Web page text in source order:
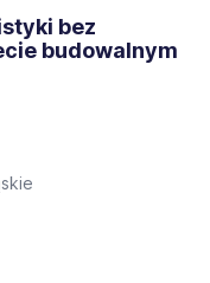
bez
budowalnym